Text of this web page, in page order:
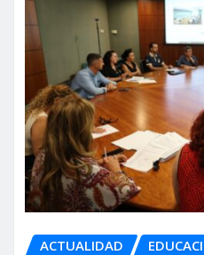
ACTUALIDAD